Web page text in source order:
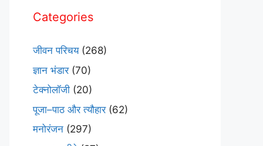
Categories
जीवन परिचय(268)
ज्ञान भंडार(70)
टेक्नोलॉजी (20)
पूजा–पाठ और त्यौहार(62)
मनोरंजन (297)